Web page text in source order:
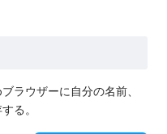
ラウザーに自分の名前、
る。